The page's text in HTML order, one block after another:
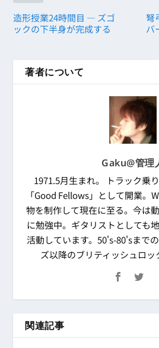
造形授業24時間目 ― ズゴ
ックの下半身が完成する
弩
バ
著者について
Gaku@管理
1971.5月生まれ。 トラック乗
「Good Fellows」として開業。
物を制作して現在に至る。今は
に勉強中。ギタリストとしても
活動しています。50's-80'sまで
ズ以降のブリティッシュロッ
関連記事